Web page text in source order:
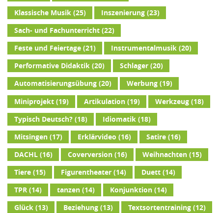
Klassische Musik(25) Inszenierung(23)
Sach- und Fachunterricht(22)
Feste und Feiertage(21) Instrumentalmusik(20)
Performative Didaktik(20) Schlager(20)
Automatisierungsübung(20) Werbung(19)
Miniprojekt(19) Artikulation(19) Werkzeug(18)
Typisch Deutsch?(18) Idiomatik(18)
Mitsingen(17) Erklärvideo (16) Satire(16)
DACHL(16) Coverversion(16) Weihnachten(15)
Tiere(15) Figurentheater(14) Duett(14)
TPR(14) tanzen(14) Konjunktion(14)
Glück(13) Beziehung(13) Textsortentraining(12)